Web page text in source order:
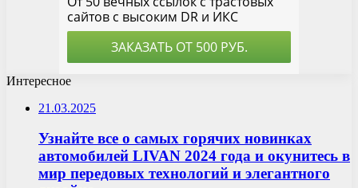
Интересное
21.03.2025
Узнайте все о самых горячих новинках
автомобилей LIVAN 2024 года и окунитесь в
мир передовых технологий и элегантного